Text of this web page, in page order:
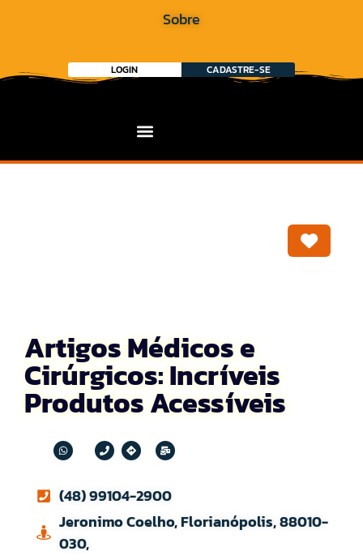
Sobre
LOGIN CADASTRE-SE
Artigos Médicos e
Cirúrgicos: Incríveis
Produtos Acessíveis
(48) 99104-2900
Jeronimo Coelho, Florianópolis, 88010-
030,